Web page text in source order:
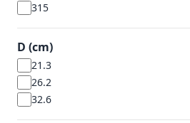
315
D (cm)
21.3
26.2
32.6